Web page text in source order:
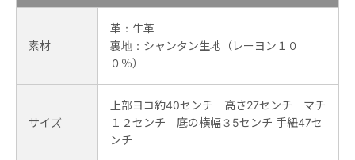
素材
革：牛革
裏地：シャンタン生地（レーヨン１０
０％）
サイズ
上部ヨコ約40センチ 高さ27センチ マチ
１２センチ 底の横幅３5センチ 手紐47セ
ンチ